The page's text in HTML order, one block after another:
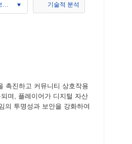
기 기술적 분석
촉진하고 커뮤니티 상호작용
며, 플레이어가 디지털 자산
의 투명성과 보안을 강화하여